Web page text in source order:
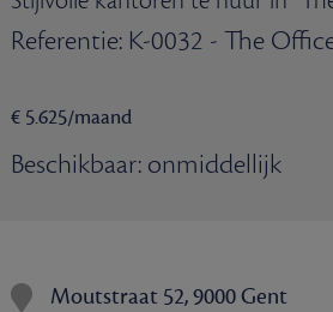
Referentie: K-0032 - The
€ 5.625/maand
Beschikbaar: onmiddellijk
Moutstraat 52, 9000 Gent